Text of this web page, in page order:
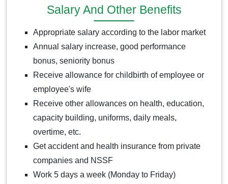
Salary And Other Benefits
Appropriate salary according to the labor market
Annual salary increase, good performance
bonus, seniority bonus
Receive allowance for childbirth of employee or
employee's wife
Receive other allowances on health, education,
capacity building, uniforms, daily meals,
overtime, etc.
Get accident and health insurance from private
companies and NSSF
Work 5 days a week (Monday to Friday)